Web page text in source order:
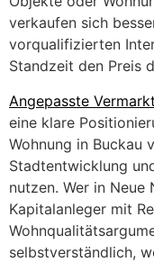
verkaufen sich
vorqualifizierten
Standzeit den Preis
Angepasste
eine klare
Wohnung in Buckau
Stadtentwicklung
nutzen. Wer in
Kapitalanleger mit
selbstverständlich,